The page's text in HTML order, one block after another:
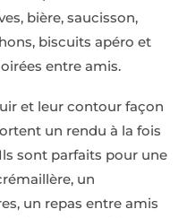
bière, saucisson,
biscuits apéro et
entre amis.
et leur contour façon
un rendu à la fois
sont parfaits pour une
un
un repas entre amis